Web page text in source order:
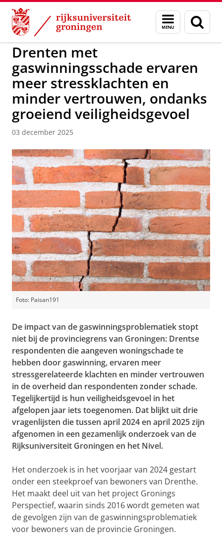
Skip
Content
Skip
Navigation
Menu
en
zoeken
GMW
Drenten met
gaswinningsschade ervaren
meer stressklachten en
minder vertrouwen, ondanks
groeiend veiligheidsgevoel
03 december 2025
Foto: Paisan191
De impact van de gaswinningsproblematiek stopt
niet bij de provinciegrens van Groningen: Drentse
respondenten die aangeven woningschade te
hebben door gaswinning, ervaren meer
stressgerelateerde klachten en minder vertrouwen
in de overheid dan respondenten zonder schade.
Tegelijkertijd is hun veiligheidsgevoel in het
afgelopen jaar iets toegenomen. Dat blijkt uit drie
vragenlijsten die tussen april 2024 en april 2025 zijn
afgenomen in een gezamenlijk onderzoek van de
Rijksuniversiteit Groningen en het Nivel.
Het onderzoek is in het voorjaar van 2024 gestart
onder een steekproef van bewoners van Drenthe.
Het maakt deel uit van het project Gronings
Perspectief, waarin sinds 2016 wordt gemeten wat
de gevolgen zijn van de gaswinningsproblematiek
voor bewoners van de provincie Groningen.